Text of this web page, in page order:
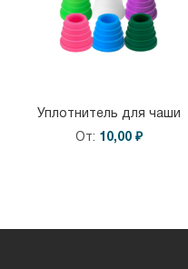
Уплотнитель для чаши
От
10,00 ₽